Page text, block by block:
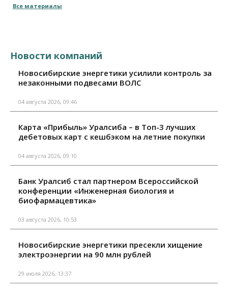
Все материалы
Новости компаний
Новосибирские энергетики усилили контроль за
незаконными подвесами ВОЛС
04 августа 2026, 09:46
Карта «Прибыль» Уралсиба – в Топ-3 лучших
дебетовых карт с кешбэком на летние покупки
04 августа 2026, 09:10
Банк Уралсиб стал партнером Всероссийской
конференции «Инженерная биология и
биофармацевтика»
03 августа 2026, 10:53
Новосибирские энергетики пресекли хищение
электроэнергии на 90 млн рублей
29 июля 2026, 13:37